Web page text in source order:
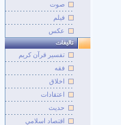
صوت
فيلم
عکس
تفسير قرآن کريم
فقه
اخلاق
اعتقادات
حديث
اقتصاد اسلامي